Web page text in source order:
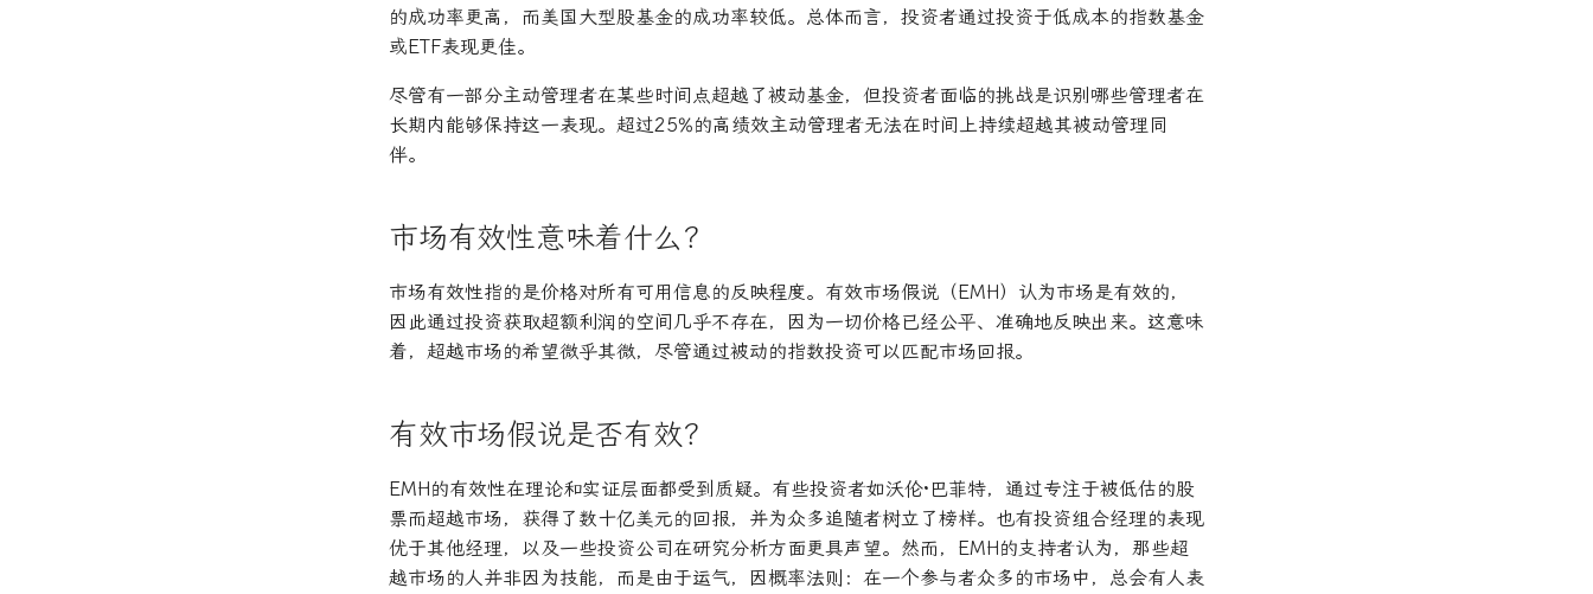
的成功率更高，而美国大型股基金的成功率较低。总体而言，投资者通过投资于低成本的指数基金
或ETF表现更佳。
尽管有一部分主动管理者在某些时间点超越了被动基金，但投资者面临的挑战是识别哪些管理者在
长期内能够保持这一表现。超过25%的高绩效主动管理者无法在时间上持续超越其被动管理同
伴。
市场有效性意味着什么？
市场有效性指的是价格对所有可用信息的反映程度。有效市场假说（EMH）认为市场是有效的，
因此通过投资获取超额利润的空间几乎不存在，因为一切价格已经公平、准确地反映出来。这意味
着，超越市场的希望微乎其微，尽管通过被动的指数投资可以匹配市场回报。
有效市场假说是否有效？
EMH的有效性在理论和实证层面都受到质疑。有些投资者如沃伦·巴菲特，通过专注于被低估的股
票而超越市场，获得了数十亿美元的回报，并为众多追随者树立了榜样。也有投资组合经理的表现
优于其他经理，以及一些投资公司在研究分析方面更具声望。然而，EMH的支持者认为，那些超
越市场的人并非因为技能，而是由于运气，因概率法则：在一个参与者众多的市场中，总会有人表